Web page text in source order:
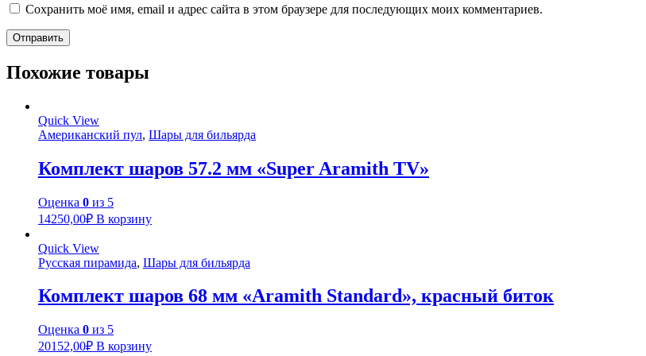
Сохранить моё имя, email и адрес сайта в этом браузере для последующих моих комментариев.
Похожие товары
Quick View
Американский пул, Шары для бильярда
Комплект шаров 57.2 мм «Super Aramith TV»
Оценка 0 из 5
14250,00₽ В корзину
Quick View
Русская пирамида, Шары для бильярда
Комплект шаров 68 мм «Aramith Standard», красный биток
Оценка 0 из 5
20152,00₽ В корзину